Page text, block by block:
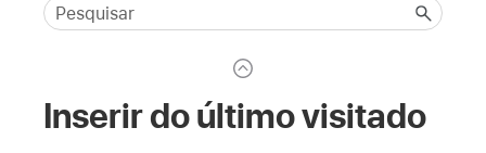
Inserir do último visitado